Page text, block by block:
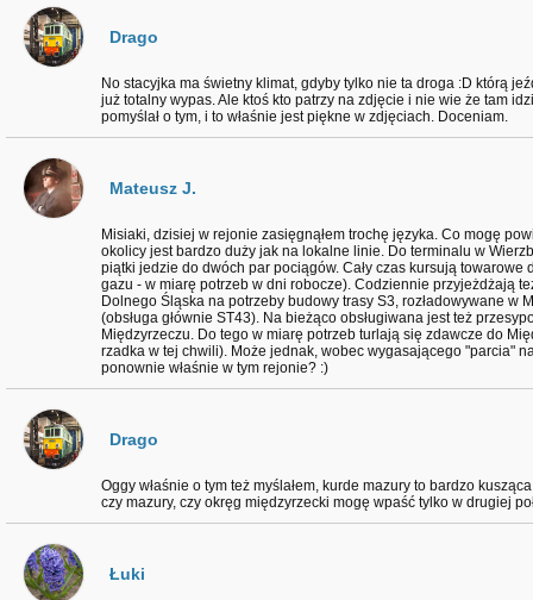
Drago
No stacyjka ma świetny klimat, gdyby tylko nie ta droga :D którą
już totalny wypas. Ale ktoś kto patrzy na zdjęcie i nie wie że tam
pomyślał o tym, i to właśnie jest piękne w zdjęciach. Doceniam.
Mateusz J.
Misiaki, dzisiej w rejonie zasięgnąłem trochę języka. Co mogę
okolicy jest bardzo duży jak na lokalne linie. Do terminalu w
piątki jedzie do dwóch par pociągów. Cały czas kursują towarowe
gazu - w miarę potrzeb w dni robocze). Codziennie przyjeżdżają
Dolnego Śląska na potrzeby budowy trasy S3, rozładowywane w
(obsługa głównie ST43). Na bieżąco obsługiwana jest też
Międzyrzeczu. Do tego w miarę potrzeb turlają się zdawcze do
rzadka w tej chwili). Może jednak, wobec wygasającego "parcia"
ponownie właśnie w tym rejonie? :)
Drago
Oggy właśnie o tym też myślałem, kurde mazury to bardzo
czy mazury, czy okręg międzyrzecki mogę wpaść tylko w drugiej
Łuki